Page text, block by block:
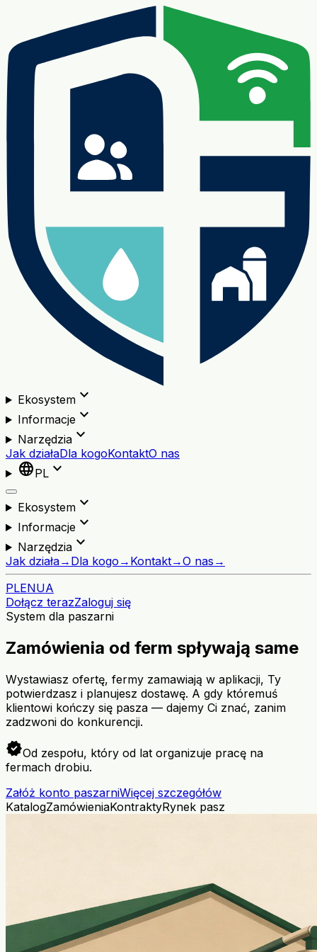
Ekosystemexpand_more
Informacjeexpand_more
Narzędziaexpand_more
Jak działaDla kogoKontaktO nas
languagePL expand_more
Ekosystemexpand_more
Informacjeexpand_more
Narzędziaexpand_more
Jak działa→ Dla kogo → Kontakt→O nas →
PLENUA
Dołącz terazZaloguj się
System dla paszarni
Zamówienia od ferm spływają same
Wystawiasz ofertę, fermy zamawiają w aplikacji, Ty
potwierdzasz i planujesz dostawę. A gdy któremuś
klientowi kończy się pasza — dajemy Ci znać, zanim
zadzwoni do konkurencji.
verifiedOd zespołu, który od lat organizuje pracę na
fermach drobiu.
Załóż konto paszarniWięcej szczegółów
KatalogZamówieniaKontraktyRynek pasz